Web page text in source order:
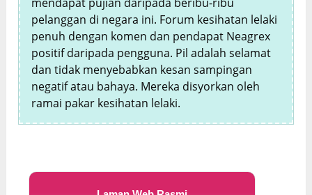
pelanggan di negara ini. Forum kesihatan lelaki
penuh dengan komen dan pendapat Neagrex
positif daripada pengguna. Pil adalah selamat
dan tidak menyebabkan kesan sampingan
negatif atau bahaya. Mereka disyorkan oleh
ramai pakar kesihatan lelaki.